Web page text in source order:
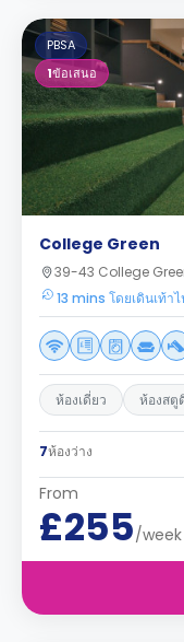
PBSA
1ข้อเสนอ
College Green
39-43 College
13 mins โดยเดินเท้า
ห้องเดี่ยว ห้องสตู
7ห้องว่าง
From
£255/week